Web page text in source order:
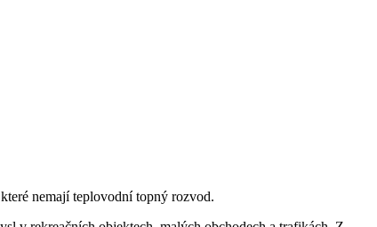
nemají teplovodní topný rozvod.